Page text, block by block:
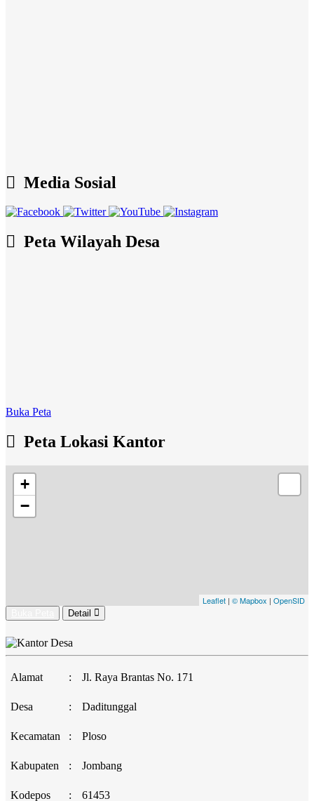
Media Sosial
Peta Wilayah Desa
Buka Peta
Peta Lokasi Kantor
+
−
Leaflet | © Mapbox | OpenSID
Detail
Alamat : Jl. Raya Brantas No. 171
Desa : Daditunggal
Kecamatan : Ploso
Kabupaten : Jombang
Kodepos : 61453